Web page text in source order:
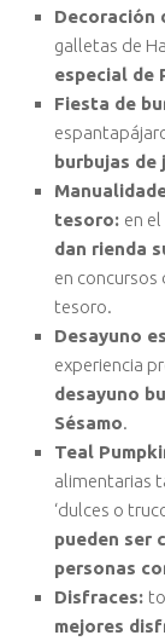
Decoración
galletas de
especial de
Fiesta de
burbujas de
tesoro: en el
dan rienda
en concursos
tesoro.
Desayuno
experiencia
desayuno
Sésamo.
Teal
alimentarias
‘dulces o
pueden ser
personas
Disfraces:
mejores